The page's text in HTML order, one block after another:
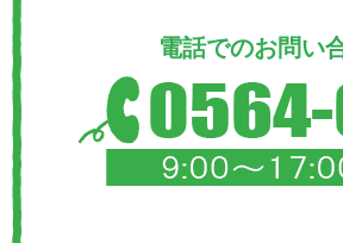
電話でのお問い